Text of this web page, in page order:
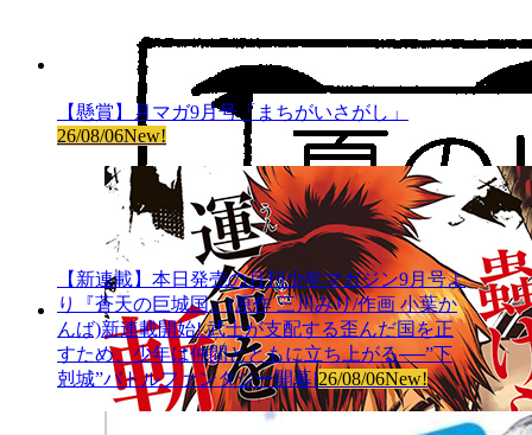
【懸賞】月マガ9月号「まちがいさがし」
26/08/06New!
【新連載】本日発売の月刊少年マガジン9月号よ
り『蒼天の巨城国』(原作 三川みり/作画 小葉か
んば)新連載開始! 武士が支配する歪んだ国を正
すため、少年は仲間とともに立ち上がる──”下
剋城”バトルファンタジー開幕!26/08/06New!